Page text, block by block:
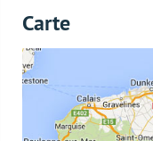
Carte